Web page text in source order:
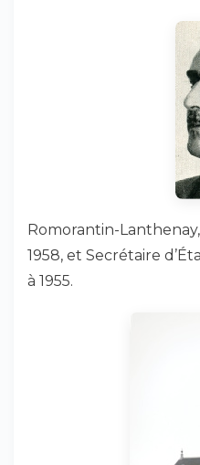
Romorantin-
1958, et Secrétaire
à 1955.